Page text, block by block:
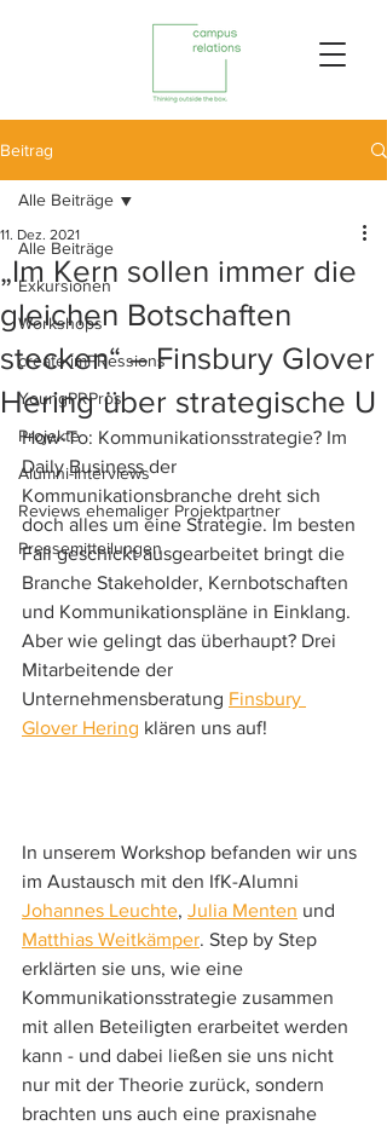
Beitrag
Alle Beiträge
Exkursionen
Workshops
create imPRessions
YoungPRPros
Projekte
Alumni-Interviews
Reviews ehemaliger Projektpartner
Pressemitteilungen
Alle Beiträge
„Im Kern sollen immer die
gleichen Botschaften
stecken“ – Finsbury Glover
Hering über strategische U
11. Dez. 2021
How-To: Kommunikationsstrategie? Im
Daily Business der
Kommunikationsbranche dreht sich
doch alles um eine Strategie. Im besten
Fall geschickt ausgearbeitet bringt die
Branche Stakeholder, Kernbotschaften
und Kommunikationspläne in Einklang.
Aber wie gelingt das überhaupt? Drei
Mitarbeitende der
Unternehmensberatung Finsbury
Glover Hering klären uns auf!
In unserem Workshop befanden wir uns
im Austausch mit den IfK-Alumni
Johannes Leuchte, Julia Menten und
Matthias Weitkämper. Step by Step
erklärten sie uns, wie eine
Kommunikationsstrategie zusammen
mit allen Beteiligten erarbeitet werden
kann - und dabei ließen sie uns nicht
nur mit der Theorie zurück, sondern
brachten uns auch eine praxisnahe